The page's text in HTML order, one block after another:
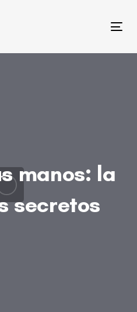
manos: la
secretos